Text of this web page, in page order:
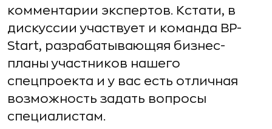
комментарии экспертов. Кстати, в
дискуссии участвует и команда BP-
Start, разрабатывающяя бизнес-
планы участников нашего
спецпроекта и у вас есть отличная
возможность задать вопросы
специалистам.